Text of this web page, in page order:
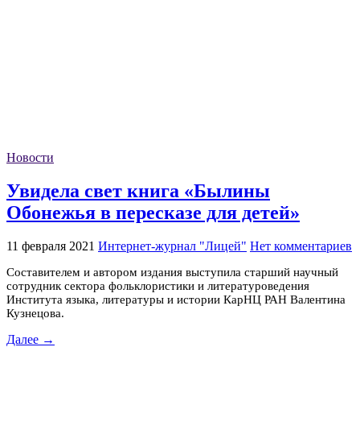
Новости
Увидела свет книга «Былины
Обонежья в пересказе для детей»
11 февраля 2021 Интернет-журнал "Лицей" Нет комментариев
Составителем и автором издания выступила старший научный
сотрудник сектора фольклористики и литературоведения
Института языка, литературы и истории КарНЦ РАН Валентина
Кузнецова.
Далее →